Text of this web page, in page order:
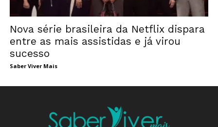
Nova série brasileira da Netflix dispara
entre as mais assistidas e já virou
sucesso
Saber Viver Mais